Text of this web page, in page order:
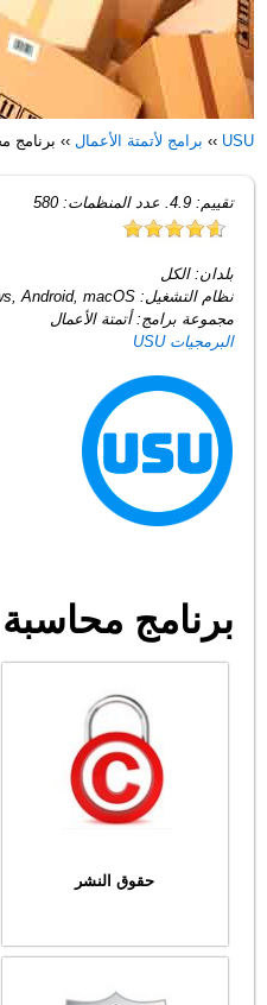
USU
›› برامج لأتمتة الأعمال ›› برنامج
تقييم:4.9 . عدد المنظمات:580
بلدان:الكل
نظام التشغيل:Android, macOS
مجموعة برامج:أتمتة الأعمال
البرمجيات USU
برنامج
حقوق النشر